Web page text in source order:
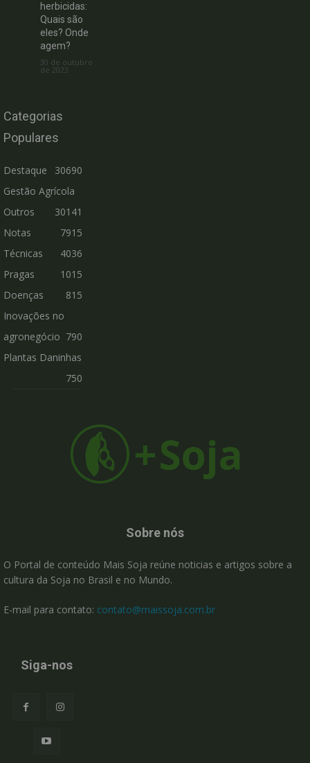
herbicidas:
Quais são
eles? Onde
agem?
30 de outubro
de 2023
Categorias
Populares
Destaque
30690
Gestão Agrícola
30141
Outros
7915
Notas
Técnicas
4036
Pragas
1015
Doenças
815
Inovações no
agronegócio 790
Plantas Daninhas
750
Sobre nós
O Portal de conteúdo Mais Soja reúne noticias e artigos sobre a
cultura da Soja no Brasil e no Mundo.
E-mail para contato: contato@maissoja.com.br
Siga-nos